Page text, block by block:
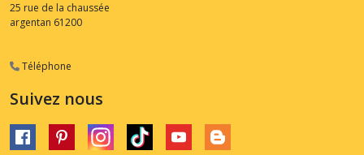
25 rue de la chaussée
argentan 61200
Téléphone
Suivez nous